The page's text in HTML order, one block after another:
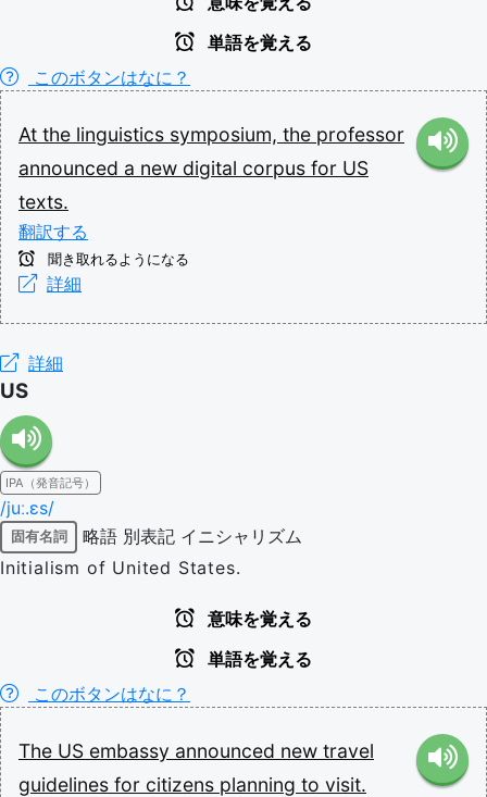
単語を覚える
このボタンはなに？
At the linguistics symposium, the professor
announced a new digital corpus for US
texts.
翻訳する
聞き取れるようになる
詳細
詳細
US
IPA（発音記号）
/juː.ɛs/
固有名詞 略語 別表記 イニシャリズム
Initialism of United States.
意味を覚える
単語を覚える
このボタンはなに？
The US embassy announced new travel
guidelines for citizens planning to visit.